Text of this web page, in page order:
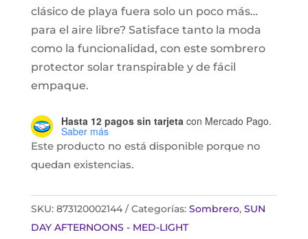
clásico de playa fuera solo un poco más…
para el aire libre? Satisface tanto la moda
como la funcionalidad, con este sombrero
protector solar transpirable y de fácil
empaque.
Hasta 12 pagos sin tarjeta con Mercado Pago.
Saber más
Este producto no está disponible porque no
quedan existencias.
SKU: 873120002144 Categorías: Sombrero, SUN
DAY AFTERNOONS - MED-LIGHT